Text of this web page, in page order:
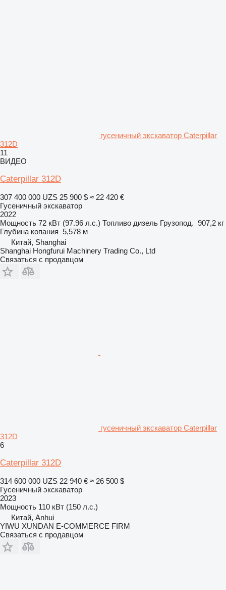
гусеничный экскаватор Caterpillar
312D
11
ВИДЕО
Caterpillar 312D
307 400 000 UZS 25 900 $ ≈ 22 420 €
Гусеничный экскаватор
2022
Мощность 72 кВт (97.96 л.с.) Топливо дизель Грузопод. 907,2 кг
Глубина копания 5,578 м
Китай, Shanghai
Shanghai Hongfurui Machinery Trading Co., Ltd
Связаться с продавцом
гусеничный экскаватор Caterpillar
312D
6
Caterpillar 312D
314 600 000 UZS 22 940 € ≈ 26 500 $
Гусеничный экскаватор
2023
Мощность 110 кВт (150 л.с.)
Китай, Anhui
YIWU XUNDAN E-COMMERCE FIRM
Связаться с продавцом